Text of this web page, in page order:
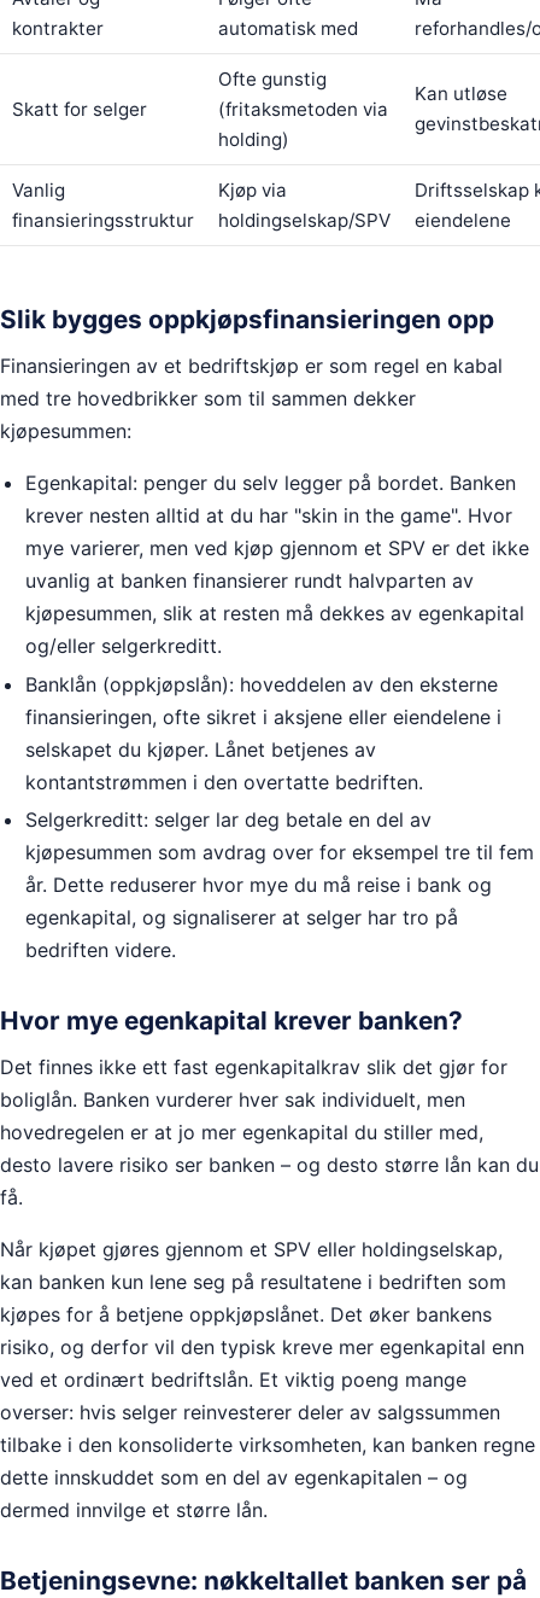
kontrakter
automatisk med
reforhandles/
Skatt for selger
Ofte gunstig
(fritaksmetoden via
holding)
Kan utløse
Vanlig
finansieringsstruktur
Kjøp via
holdingselskap/SPV
Driftsselskap
eiendelene
Slik bygges oppkjøpsfinansieringen opp
Finansieringen av et bedriftskjøp er som regel en kabal
med tre hovedbrikker som til sammen dekker
kjøpesummen:
Egenkapital: penger du selv legger på bordet. Banken
krever nesten alltid at du har "skin in the game". Hvor
mye varierer, men ved kjøp gjennom et SPV er det ikke
uvanlig at banken finansierer rundt halvparten av
kjøpesummen, slik at resten må dekkes av egenkapital
og/eller selgerkreditt.
Banklån (oppkjøpslån): hoveddelen av den eksterne
finansieringen, ofte sikret i aksjene eller eiendelene i
selskapet du kjøper. Lånet betjenes av
kontantstrømmen i den overtatte bedriften.
Selgerkreditt: selger lar deg betale en del av
kjøpesummen som avdrag over for eksempel tre til fem
år. Dette reduserer hvor mye du må reise i bank og
egenkapital, og signaliserer at selger har tro på
bedriften videre.
Hvor mye egenkapital krever banken?
Det finnes ikke ett fast egenkapitalkrav slik det gjør for
boliglån. Banken vurderer hver sak individuelt, men
hovedregelen er at jo mer egenkapital du stiller med,
desto lavere risiko ser banken – og desto større lån kan du
få.
Når kjøpet gjøres gjennom et SPV eller holdingselskap,
kan banken kun lene seg på resultatene i bedriften som
kjøpes for å betjene oppkjøpslånet. Det øker bankens
risiko, og derfor vil den typisk kreve mer egenkapital enn
ved et ordinært bedriftslån. Et viktig poeng mange
overser: hvis selger reinvesterer deler av salgssummen
tilbake i den konsoliderte virksomheten, kan banken regne
dette innskuddet som en del av egenkapitalen – og
dermed innvilge et større lån.
Betjeningsevne: nøkkeltallet banken ser på